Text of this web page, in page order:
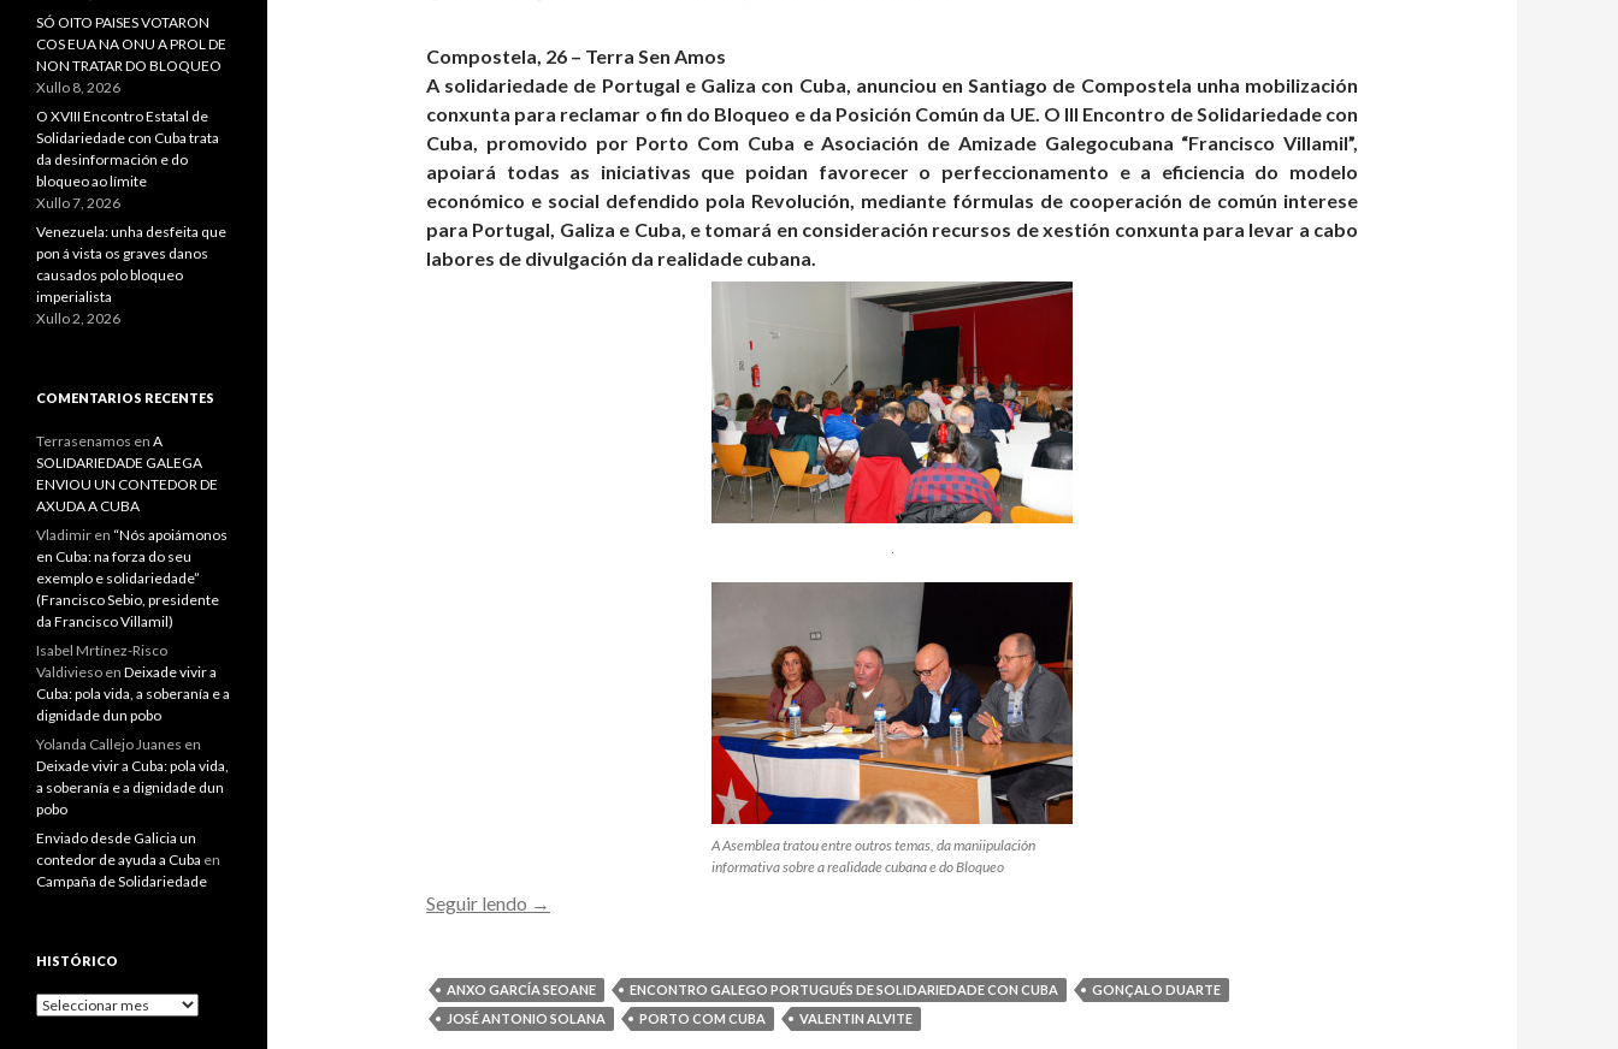
Compostela, 26 – Terra Sen Amos
A solidariedade de Portugal e Galiza con Cuba, anunciou en Santiago de Compostela unha mobilización
conxunta para reclamar o fin do Bloqueo e da Posición Común da UE. O III Encontro de Solidariedade con
Cuba, promovido por Porto Com Cuba e Asociación de Amizade Galego­cubana “Francisco Villamil”,
apoiará todas as iniciativas que poidan favorecer o perfeccionamento e a eficiencia do modelo
económico e social defendido pola Revolución, mediante fórmulas de cooperación de común interese
para Portugal, Galiza e Cuba, e tomará en consideración recursos de xestión conxunta para levar a cabo
labores de divulgación da realidade cubana.
A Asemblea tratou entre outros temas, da maniipulación
informativa sobre a realidade cubana e do Bloqueo
Seguir lendo
O
Galego-
Portugués
→
ANXO GARCÍA SEOANE ENCONTRO GALEGO PORTUGUÉS DE SOLIDARIEDADE CON CUBA
GONÇALO DUARTE
JOSÉ ANTONIO SOLANA
PORTO COM CUBA VALENTIN ALVITE
SÓ OITO PAISES VOTARON
COS EUA NA ONU A PROL DE
NON TRATAR DO BLOQUEO
Xullo 8, 2026
O XVIII Encontro Estatal de
Solidariedade con Cuba trata
da desinformación e do
bloqueo ao límite
Xullo 7, 2026
Venezuela: unha desfeita que
pon á vista os graves danos
causados polo bloqueo
imperialista
Xullo 2, 2026
COMENTARIOS RECENTES
Terrasenamos en A
SOLIDARIEDADE GALEGA
ENVIOU UN CONTEDOR DE
AXUDA A CUBA
Vladimir en “Nós apoiámonos
en Cuba: na forza do seu
exemplo e solidariedade”
(Francisco Sebio, presidente
da Francisco Villamil)
Isabel Mrtínez-Risco
Valdivieso en Deixade vivir a
Cuba: pola vida, a soberanía e a
dignidade dun pobo
Yolanda Callejo Juanes en
Deixade vivir a Cuba: pola vida,
a soberanía e a dignidade dun
pobo
Enviado desde Galicia un
contedor de ayuda a Cuba en
Campaña de Solidariedade
HISTÓRICO
Histórico